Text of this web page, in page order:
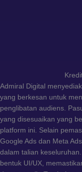
Admiral Digital
yang berkesan untuk
penglibatan audiens.
yang disesuaikan yang
platform ini. Selain
Google Ads dan Meta
dalam talian
bentuk UI/UX,